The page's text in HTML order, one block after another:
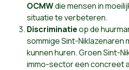
OCMWdie mensen in
situatie te verbeteren.
Discriminatieop de
sommige Sint-Niklazenaren
kunnen huren. Groen Sint-
immo-sector een concreet